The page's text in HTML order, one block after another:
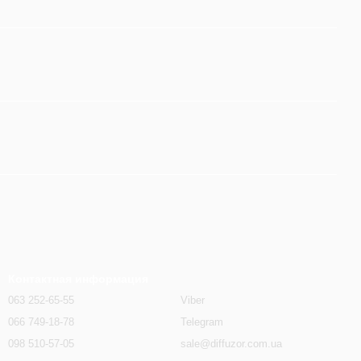
063 252-65-55
066 749-18-78
098 510-57-05
Viber
Telegram
sale@diffuzor.com.ua